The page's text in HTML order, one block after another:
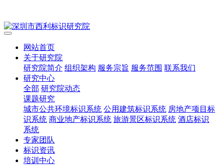
网站首页
关于研究院
研究院简介 组织架构 服务宗旨 服务范围 联系我们
研究中心
全部 研究院动态
课题研究
城市公共环境标识系统 公用建筑标识系统 房地产项目标
识系统 商业地产标识系统 旅游景区标识系统 酒店标识
系统
专家团队
标识资讯
培训中心